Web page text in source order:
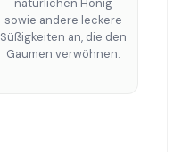
natürlichen Honig
sowie andere leckere
Süßigkeiten an, die den
Gaumen verwöhnen.